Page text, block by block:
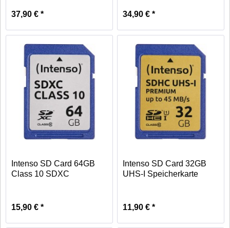
37,90 € * 34,90 € *
Intenso SD Card 64GB
Class 10 SDXC
15,90 € *
Intenso SD Card 32GB
UHS-I Speicherkarte
11,90 € *